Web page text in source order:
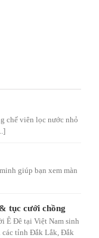
chế viên lọc nước nhỏ
giúp bạn xem màn
tục cưới chồng
Ê Đê tại Việt Nam sinh
các tỉnh Đắk Lắk, Đắk